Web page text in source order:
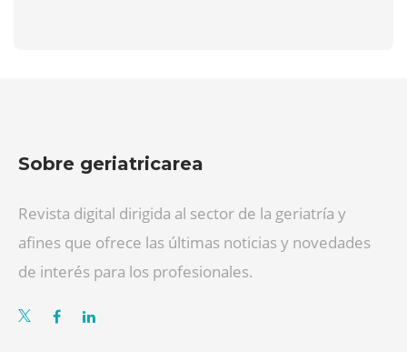
Sobre geriatricarea
Revista digital dirigida al sector de la geriatría y
afines que ofrece las últimas noticias y novedades
de interés para los profesionales.